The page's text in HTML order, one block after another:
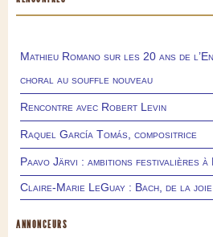
Mathieu Romano sur les 20 ans de
choral au souffle nouveau
Rencontre avec Robert Levin
Raquel García Tomás, compositrice
Paavo Järvi : ambitions festivalières à
Claire-Marie LeGuay : Bach, de la
ANNONCEURS